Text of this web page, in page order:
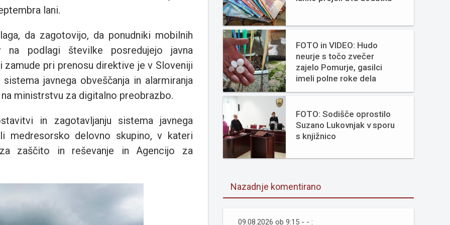
lani.
da zagotovijo, da ponudniki mobilnih
na podlagi številke posredujejo javna
pri prenosu direktive je v Sloveniji
javnega obveščanja in alarmiranja
ministrstvu za digitalno preobrazbo.
in zagotavljanju sistema javnega
medresorsko delovno skupino, v kateri
zaščito in reševanje in Agencijo za
FOTO in VIDEO: Hudo
neurje s točo zvečer
zajelo Pomurje, gasilci
imeli polne roke dela
FOTO: Sodišče oprostilo
Suzano Lukovnjak v sporu
s knjižnico
Nazadnje komentirano
09.08.2026 ob 9:15 - - :